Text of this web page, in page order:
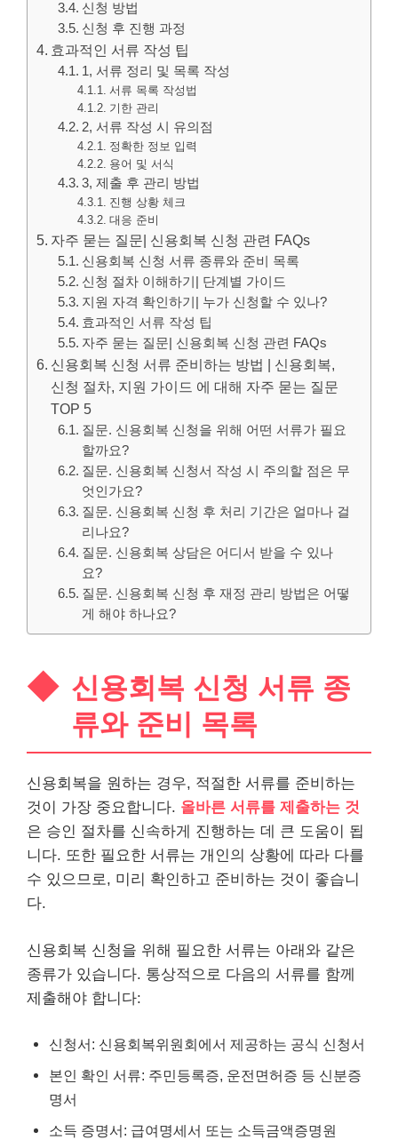
신청 방법
신청 후 진행 과정
효과적인 서류 작성 팁
1, 서류 정리 및 목록 작성
서류 목록 작성법
기한 관리
2, 서류 작성 시 유의점
정확한 정보 입력
용어 및 서식
3, 제출 후 관리 방법
진행 상황 체크
대응 준비
자주 묻는 질문| 신용회복 신청 관련 FAQs
신용회복 신청 서류 종류와 준비 목록
신청 절차 이해하기| 단계별 가이드
지원 자격 확인하기| 누가 신청할 수 있나?
효과적인 서류 작성 팁
자주 묻는 질문| 신용회복 신청 관련 FAQs
신용회복 신청 서류 준비하는 방법 | 신용회복,
신청 절차, 지원 가이드 에 대해 자주 묻는 질문
TOP 5
질문. 신용회복 신청을 위해 어떤 서류가 필요
할까요?
질문. 신용회복 신청서 작성 시 주의할 점은 무
엇인가요?
질문. 신용회복 신청 후 처리 기간은 얼마나 걸
리나요?
질문. 신용회복 상담은 어디서 받을 수 있나
요?
질문. 신용회복 신청 후 재정 관리 방법은 어떻
게 해야 하나요?
신용회복 신청 서류 종
류와 준비 목록
신용회복을 원하는 경우, 적절한 서류를 준비하는
것이 가장 중요합니다. 올바른 서류를 제출하는 것
은 승인 절차를 신속하게 진행하는 데 큰 도움이 됩
니다. 또한 필요한 서류는 개인의 상황에 따라 다를
수 있으므로, 미리 확인하고 준비하는 것이 좋습니
다.
신용회복 신청을 위해 필요한 서류는 아래와 같은
종류가 있습니다. 통상적으로 다음의 서류를 함께
제출해야 합니다:
신청서: 신용회복위원회에서 제공하는 공식 신청서
본인 확인 서류: 주민등록증, 운전면허증 등 신분증
명서
소득 증명서: 급여명세서 또는 소득금액증명원